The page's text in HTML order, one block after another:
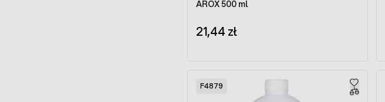
AROX 500 ml
21,44 zł
F4879